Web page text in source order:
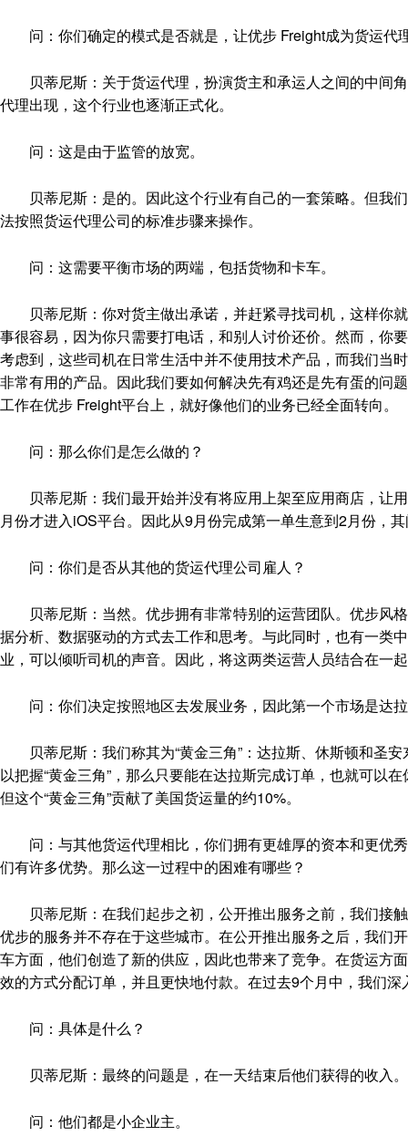
问：你们确定的模式是否就是，让优步 Freight成为货运代
贝蒂尼斯：关于货运代理，扮演货主和承运人之间的中间
代理出现，这个行业也逐渐正式化。
问：这是由于监管的放宽。
贝蒂尼斯：是的。因此这个行业有自己的一套策略。但我
法按照货运代理公司的标准步骤来操作。
问：这需要平衡市场的两端，包括货物和卡车。
贝蒂尼斯：你对货主做出承诺，并赶紧寻找司机，这样你
事很容易，因为你只需要打电话，和别人讨价还价。然而，你
考虑到，这些司机在日常生活中并不使用技术产品，而我们当
非常有用的产品。因此我们要如何解决先有鸡还是先有蛋的问
工作在优步 Freight平台上，就好像他们的业务已经全面转向。
问：那么你们是怎么做的？
贝蒂尼斯：我们最开始并没有将应用上架至应用商店，让
月份才进入iOS平台。因此从9月份完成第一单生意到2月份，
问：你们是否从其他的货运代理公司雇人？
贝蒂尼斯：当然。优步拥有非常特别的运营团队。优步风
据分析、数据驱动的方式去工作和思考。与此同时，也有一类
业，可以倾听司机的声音。因此，将这两类运营人员结合在一
问：你们决定按照地区去发展业务，因此第一个市场是达
贝蒂尼斯：我们称其为“黄金三角”：达拉斯、休斯顿和圣
以把握“黄金三角”，那么只要能在达拉斯完成订单，也就可以
但这个“黄金三角”贡献了美国货运量的约10%。
问：与其他货运代理相比，你们拥有更雄厚的资本和更优
们有许多优势。那么这一过程中的困难有哪些？
贝蒂尼斯：在我们起步之初，公开推出服务之前，我们接
优步的服务并不存在于这些城市。在公开推出服务之后，我们
车方面，他们创造了新的供应，因此也带来了竞争。在货运方
效的方式分配订单，并且更快地付款。在过去9个月中，我们
问：具体是什么？
贝蒂尼斯：最终的问题是，在一天结束后他们获得的收入。
问：他们都是小企业主。